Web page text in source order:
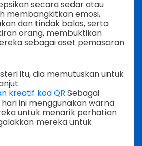
secara sedar atau
membangkitkan emosi,
dan tindak balas, serta
orang, membuktikan
sebagai aset pemasaran
itu, dia memutuskan untuk
kreatif kod QR Sebagai
ini menggunakan warna
untuk menarik perhatian
mereka untuk